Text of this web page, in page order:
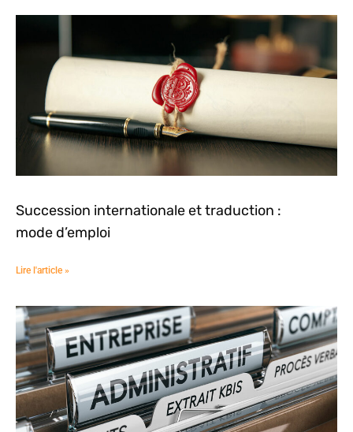
Succession internationale et traduction :
mode d’emploi
Lire l'article »